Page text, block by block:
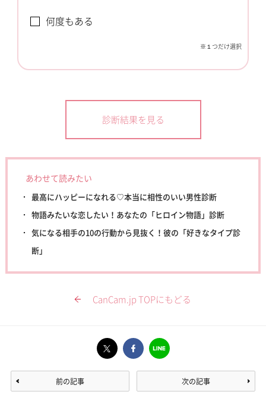
何度もある
※１つだけ選択
診断結果を見る
あわせて読みたい
最高にハッピーになれる♡本当に相性のいい男性診断
物語みたいな恋したい！あなたの「ヒロイン物語」診断
気になる相手の10の行動から見抜く！彼の「好きなタイプ診
断」
CanCam.jp TOPにもどる
前の記事 次の記事